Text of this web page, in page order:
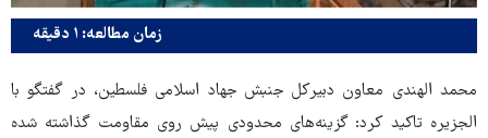
زمان مطالعه: ۱ دقیقه
محمد الهندی معاون دبیرکل جنبش جهاد اسلامی فلسطین، در گفتگو با
الجزیره تاکید کرد: گزینه‌های محدودی پیش روی مقاومت گذاشته شده